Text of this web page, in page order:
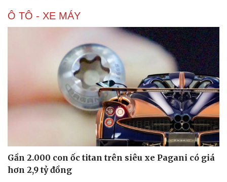
Cải chính
Ô TÔ - XE MÁY
Gần 2.000 con ốc titan trên siêu xe Pagani có giá
hơn 2,9 tỷ đồng